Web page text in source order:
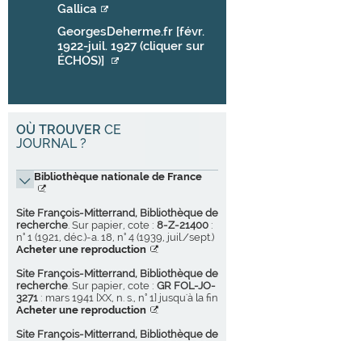
Gallica
GeorgesDeherme.fr [févr.
1922-juil. 1927 (cliquer sur
ÉCHOS)]
OÙ TROUVER CE
JOURNAL ?
Bibliothèque nationale de France
Site François-Mitterrand, Bibliothèque de
recherche . Sur papier, cote : 8-Z-21400 :
n° 1 (1921, déc.)-a. 18, n° 4 (1939, juil./sept.)
Acheter une reproduction
Site François-Mitterrand, Bibliothèque de
recherche . Sur papier, cote : GR FOL-JO-
3271 : mars 1941 [XX, n. s., n° 1] jusqu'à la fin
Acheter une reproduction
Site François-Mitterrand, Bibliothèque de